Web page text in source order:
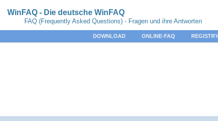
WinFAQ - Die deutsche WinFAQ
FAQ (Frequently Asked Questions) - Fragen und ihre Antworten
DOWNLOAD ONLINE-FAQ